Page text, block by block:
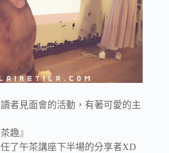
者見面會的活動，有著可愛的主
趣』
了午茶講座下半場的分享者XD